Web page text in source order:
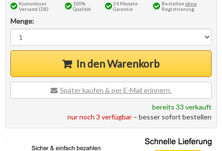
Kostenloser
Versand (DE)
100%
Qualität
24 Monate
Garantie
Bestellen ohne
Registrierung
Menge:
In den Warenkorb
Später kaufen & per E-Mail erinnern.
bereits 33 verkauft
nur noch 3 verfügbar – besser sofort bestellen